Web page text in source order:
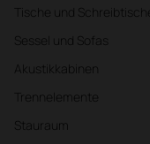
Tische und Schreibtische
Sessel und Sofas
Akustikkabinen
Trennelemente
Stauraum